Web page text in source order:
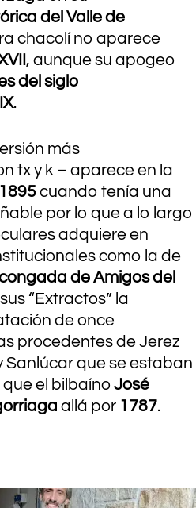
del Valle de
chacolí no aparece
, aunque su apogeo
del siglo
.
más
tx y k – aparece en la
1895cuando tenía una
por lo que a lo largo
adquiere en
como la de
de Amigos del
“Extractos” la
de once
procedentes de Jerez
Sanlúcar que se estaban
el bilbaínoJosé
allá por 1787.